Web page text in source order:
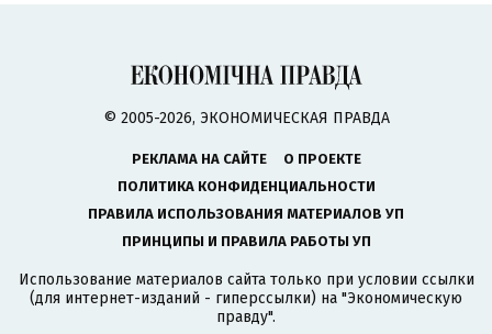
© 2005-2026, ЭКОНОМИЧЕСКАЯ ПРАВДА
РЕКЛАМА НА САЙТЕ
О ПРОЕКТЕ
ПОЛИТИКА КОНФИДЕНЦИАЛЬНОСТИ
ПРАВИЛА ИСПОЛЬЗОВАНИЯ МАТЕРИАЛОВ УП
ПРИНЦИПЫ И ПРАВИЛА РАБОТЫ УП
Использование материалов сайта только при условии ссылки
(для интернет-изданий - гиперссылки) на "Экономическую
правду".